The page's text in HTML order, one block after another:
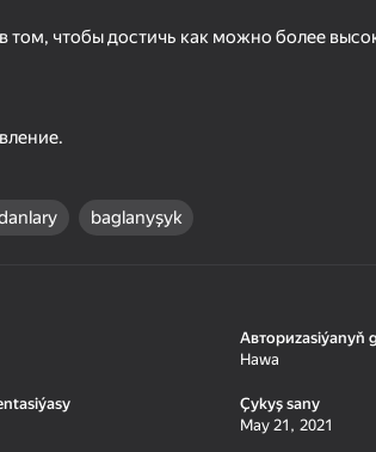
том, чтобы достичь как можно более
baglanyşyk
Авториzasiýanyň
Hawa
Çykyş sany
May 21, 2021